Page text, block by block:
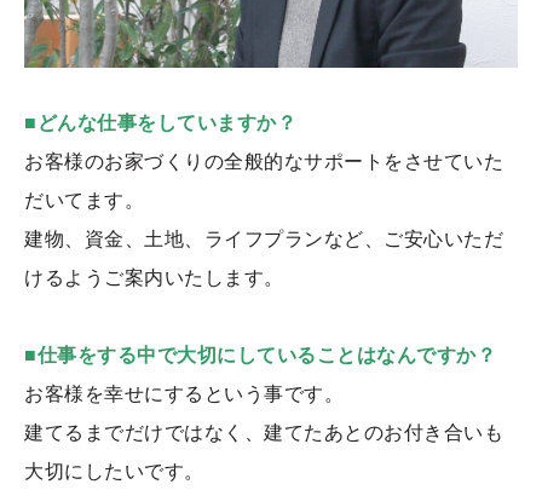
■どんな仕事をしていますか？
お客様のお家づくりの全般的なサポートをさせていた
だいてます。
建物、資金、土地、ライフプランなど、ご安心いただ
けるようご案内いたします。
■仕事をする中で大切にしていることはなんですか？
お客様を幸せにするという事です。
建てるまでだけではなく、建てたあとのお付き合いも
大切にしたいです。